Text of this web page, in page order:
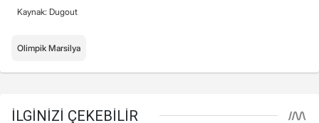
Kaynak: Dugout
Olimpik Marsilya